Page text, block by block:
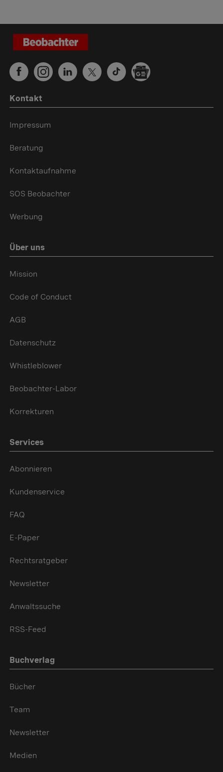
Kontakt
Impressum
Beratung
Kontaktaufnahme
SOS Beobachter
Werbung
Über uns
Mission
Code of Conduct
AGB
Datenschutz
Whistleblower
Beobachter-Labor
Korrekturen
Services
Abonnieren
Kundenservice
FAQ
E-Paper
Rechtsratgeber
Newsletter
Anwaltssuche
RSS-Feed
Buchverlag
Bücher
Team
Newsletter
Medien